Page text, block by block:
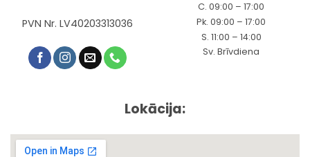
PVN Nr. LV40203313036
C. 09:00 – 17:00
Pk. 09:00 – 17:00
S. 11:00 – 14:00
Sv. Brīvdiena
Lokācija: